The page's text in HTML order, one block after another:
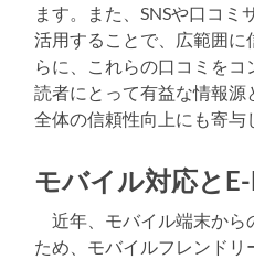
ます。また、SNSや口コミ
活用することで、広範囲に
らに、これらの口コミをコ
読者にとって有益な情報源
全体の信頼性向上にも寄与
モバイル対応と
近年、モバイル端末から
ため、モバイルフレンドリ